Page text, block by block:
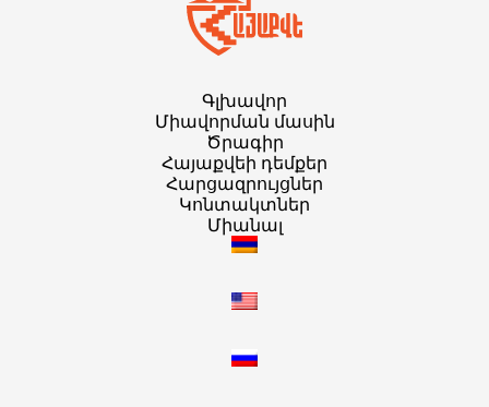
Գլխավոր
Միավորման մասին
Ծրագիր
Հայաքվեի դեմքեր
Հարցազրույցներ
Կոնտակտներ
Միանալ